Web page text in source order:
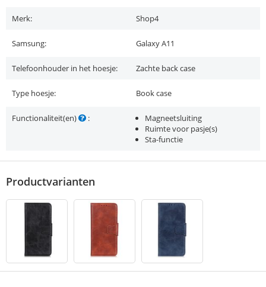
Merk: Shop4
Samsung: Galaxy A11
Telefoonhouder in het hoesje: Zachte back case
Type hoesje: Book case
Functionaliteit(en) :
Magneetsluiting
Ruimte voor pasje(s)
Sta-functie
Productvarianten